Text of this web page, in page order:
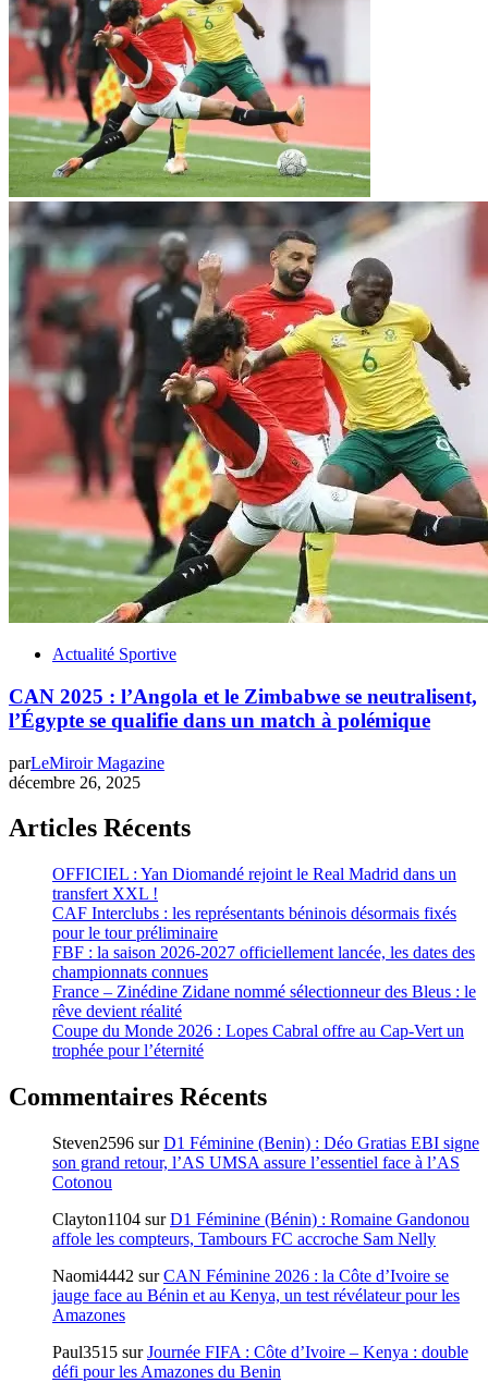
Actualité Sportive
CAN 2025 : l’Angola et le Zimbabwe se neutralisent,
l’Égypte se qualifie dans un match à polémique
parLeMiroir Magazine
décembre 26, 2025
Articles Récents
OFFICIEL : Yan Diomandé rejoint le Real Madrid dans un
transfert XXL !
CAF Interclubs : les représentants béninois désormais fixés
pour le tour préliminaire
FBF : la saison 2026-2027 officiellement lancée, les dates des
championnats connues
France – Zinédine Zidane nommé sélectionneur des Bleus : le
rêve devient réalité
Coupe du Monde 2026 : Lopes Cabral offre au Cap-Vert un
trophée pour l’éternité
Commentaires Récents
Steven2596 surD1 Féminine (Benin) : Déo Gratias EBI signe
son grand retour, l’AS UMSA assure l’essentiel face à l’AS
Cotonou
Clayton1104 surD1 Féminine (Bénin) : Romaine Gandonou
affole les compteurs, Tambours FC accroche Sam Nelly
Naomi4442 surCAN Féminine 2026 : la Côte d’Ivoire se
jauge face au Bénin et au Kenya, un test révélateur pour les
Amazones
Paul3515 surJournée FIFA : Côte d’Ivoire – Kenya : double
défi pour les Amazones du Benin